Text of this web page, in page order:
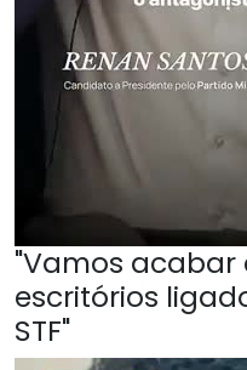
"Vamos
escritórios
STF"